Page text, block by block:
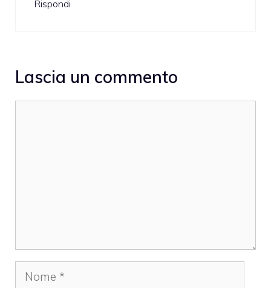
Rispondi
Lascia un commento
Nome